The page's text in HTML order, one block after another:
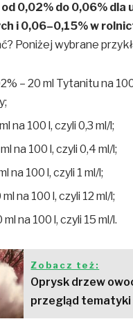
0,02% do 0,06% dla
i 0,06–0,15% w
Poniżej wybrane
– 20 ml Tytanitu na
na 100 l, czyli 0,3 ml/l;
na 100 l, czyli 0,4 ml/l;
na 100 l, czyli 1 ml/l;
na 100 l, czyli 12 ml/l;
na 100 l, czyli 15 ml/l.
Zobacz też:
Oprysk drzew
przegląd tematyki